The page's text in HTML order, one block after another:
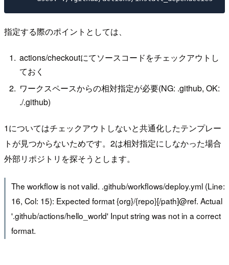
指定する際のポイントとしては、
actions/checkoutにてソースコードをチェックアウトし
ておく
ワークスペースからの相対指定が必要(NG: .github, OK:
./.github)
1についてはチェックアウトしないと共通化したテンプレー
トが見つからないためです。2は相対指定にしなかった場合
外部リポジトリを探そうとします。
The workflow is not valid. .github/workflows/deploy.yml (Line:
16, Col: 15): Expected format {org}/{repo}[/path]@ref. Actual
'.github/actions/hello_world' Input string was not in a correct
format.